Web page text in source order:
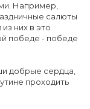
Например,
салюты
них в это
победе - победе
добрые сердца,
проходить